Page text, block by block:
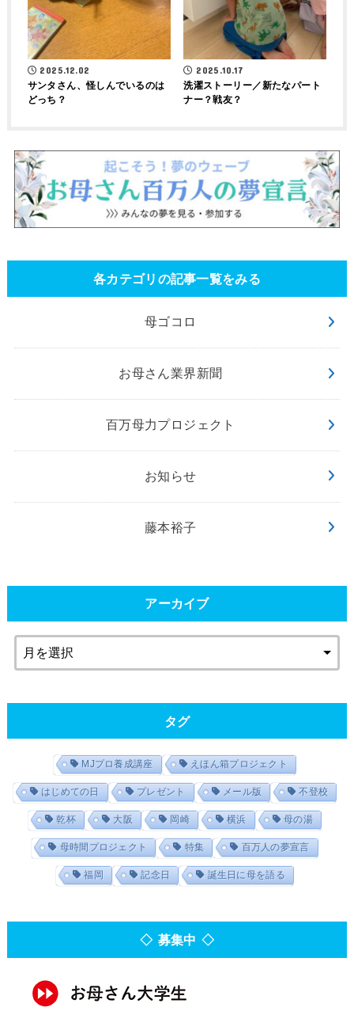
2025.12.02
サンタさん、怪しんでいるのは
どっち？
2025.10.17
洗濯ストーリー／新たなパート
ナー？戦友？
各カテゴリの記事一覧をみる
母ゴコロ
お母さん業界新聞
百万母力プロジェクト
お知らせ
藤本裕子
アーカイブ
タグ
MJプロ養成講座 えほん箱プロジェクト
はじめての日 プレゼント メール版 不登校
乾杯 大阪 岡崎 横浜 母の湯
母時間プロジェクト 特集 百万人の夢宣言
福岡 記念日 誕生日に母を語る
◇ 募集中 ◇